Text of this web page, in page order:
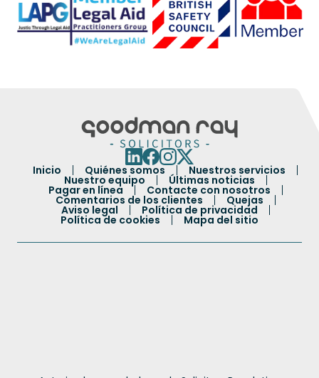
Inicio Quiénes somos Nuestros servicios
Nuestro equipo Últimas noticias
Pagar en línea Contacte con nosotros
Comentarios de los clientes Quejas
Aviso legal Política de privacidad
Política de cookies Mapa del sitio